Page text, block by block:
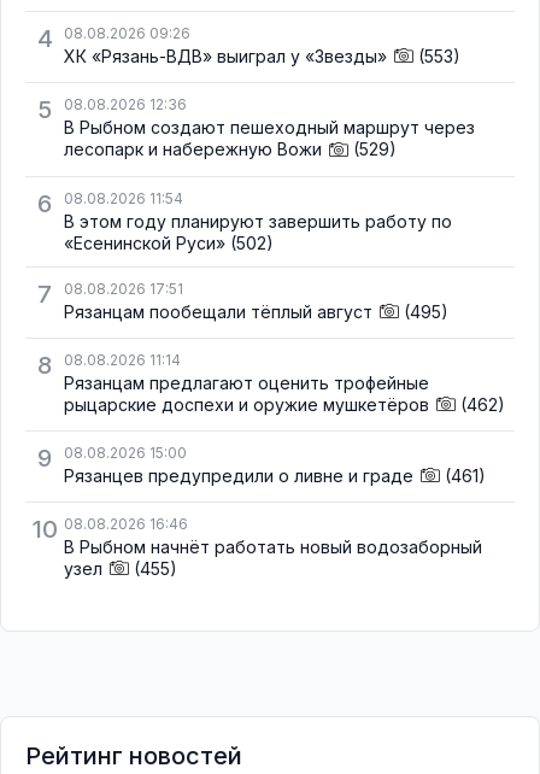
4 08.08.2026 09:26
ХК «Рязань-ВДВ» выиграл у «Звезды» (553)
5 08.08.2026 12:36
В Рыбном создают пешеходный маршрут через
лесопарк и набережную Вожи
(529)
6 08.08.2026 11:54
В этом году планируют завершить работу по
«Есенинской Руси» (502)
7 08.08.2026 17:51
Рязанцам пообещали тёплый август (495)
8 08.08.2026 11:14
Рязанцам предлагают оценить трофейные
рыцарские доспехи и оружие мушкетёров
(462)
9 08.08.2026 15:00
Рязанцев предупредили о ливне и граде (461)
10 08.08.2026 16:46
В Рыбном начнёт работать новый водозаборный
узел
(455)
Рейтинг новостей